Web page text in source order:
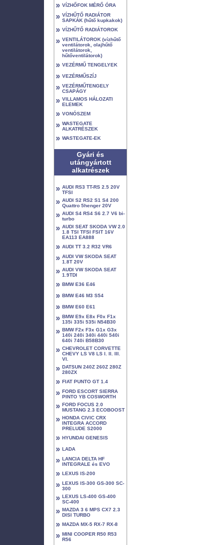
» VÍZHŐFOK MÉRŐ ÓRA
» VÍZHŰTŐ RADIÁTOR
SAPKÁK (hűtő kupkakok)
» VÍZHŰTŐ RADIÁTOROK
» VENTILÁTOROK (vízhűtő
ventilátorok, olajhűtő
ventilátorok,
hűtőventilátorok)
» VEZÉRMŰ TENGELYEK
» VEZÉRMŰSZÍJ
» VEZÉRMŰTENGELY
CSAPÁGY
» VILLAMOS HÁLOZATI
ELEMEK
» VONÓSZEM
» WASTEGATE
ALKATRÉSZEK
» WASTEGATE-EK
Gyári és
utángyártott
alkatrészek
» AUDI RS3 TT-RS 2.5 20V
TFSI
» AUDI S2 RS2 S1 S4 200
Quattro 5henger 20V
» AUDI S4 RS4 S6 2.7 V6 bi-
turbo
» AUDI SEAT SKODA VW 2.0
1.8 TSI TFSI FSIT 16V
EA113 EA888
» AUDI TT 3.2 R32 VR6
» AUDI VW SKODA SEAT
1.8T 20V
» AUDI VW SKODA SEAT
1.9TDI
» BMW E36 E46
» BMW E46 M3 S54
» BMW E60 E61
» BMW E9x E8x F0x F1x
135i 335i 535i N54B30
» BMW F2x F3x G1x G3x
140i 240i 340i 440i 540i
640i 740i B58B30
» CHEVROLET CORVETTE
CHEVY LS V8 LS I. II. III.
VI.
» DATSUN 240Z 260Z 280Z
280ZX
» FIAT PUNTO GT 1.4
» FORD ESCORT SIERRA
PINTO YB COSWORTH
» FORD FOCUS 2.0
MUSTANG 2.3 ECOBOOST
» HONDA CIVIC CRX
INTEGRA ACCORD
PRELUDE S2000
» HYUNDAI GENESIS
» LADA
» LANCIA DELTA HF
INTEGRALE és EVO
» LEXUS IS-200
» LEXUS IS-300 GS-300 SC-
300
» LEXUS LS-400 GS-400
SC-400
» MAZDA 3 6 MPS CX7 2.3
DISI TURBO
» MAZDA MX-5 RX-7 RX-8
» MINI COOPER R50 R53
R56